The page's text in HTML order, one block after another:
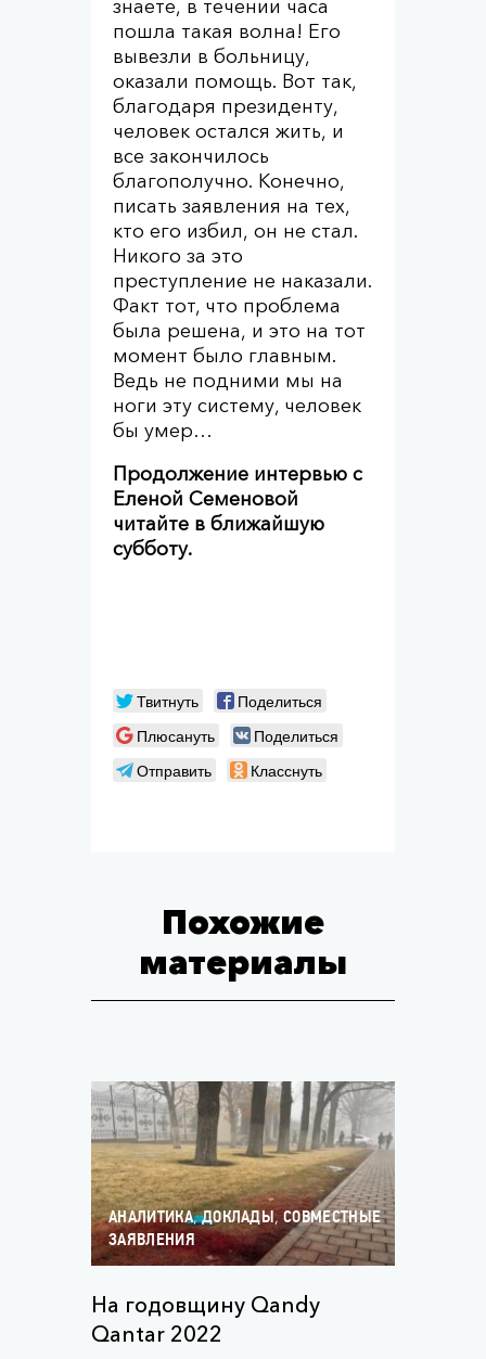
знаете, в течении часа
пошла такая волна! Его
вывезли в больницу,
оказали помощь. Вот так,
благодаря президенту,
человек остался жить, и
все закончилось
благополучно. Конечно,
писать заявления на тех,
кто его избил, он не стал.
Никого за это
преступление не наказали.
Факт тот, что проблема
была решена, и это на тот
момент было главным.
Ведь не подними мы на
ноги эту систему, человек
бы умер…
Продолжение интервью с
Еленой Семеновой
читайте в ближайшую
субботу.
Твитнуть
Поделиться
Плюсануть
Поделиться
Отправить
Класснуть
Похожие
материалы
АНАЛИТИКА,ДОКЛАДЫ,СОВМЕСТНЫЕ
ЗАЯВЛЕНИЯ
На годовщину Qandy
Qantar 2022